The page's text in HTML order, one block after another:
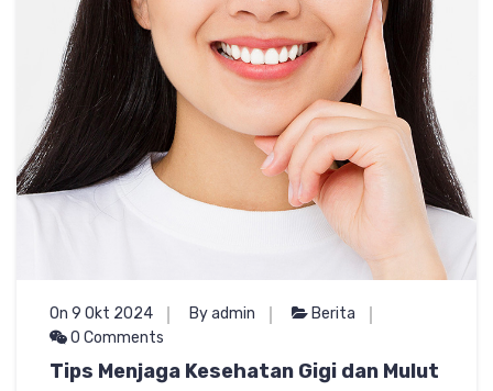
On 9 Okt 2024 By admin
Berita
0 Comments
Tips Menjaga Kesehatan Gigi dan Mulut